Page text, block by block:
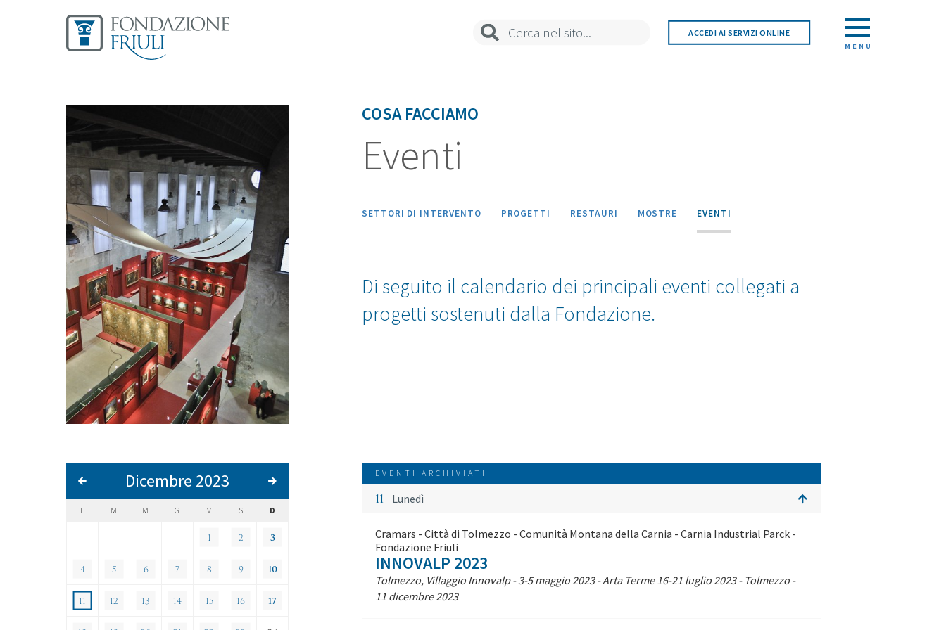
ACCEDI AI SERVIZI ONLINE
MENU
COSA FACCIAMO
Eventi
SETTORI DI INTERVENTO PROGETTI RESTAURI MOSTRE EVENTI
Di seguito il calendario dei principali eventi collegati a
progetti sostenuti dalla Fondazione.
Dicembre 2023
L M M G V S D
1 2 3
4 5 6 7 8 9 10
11 12 13 14 15 16 17
EVENTI ARCHIVIATI
11 Lunedì
Cramars - Città di Tolmezzo - Comunità Montana della Carnia - Carnia Industrial Parck -
Fondazione Friuli
INNOVALP 2023
Tolmezzo, Villaggio Innovalp - 3-5 maggio 2023 - Arta Terme 16-21 luglio 2023 - Tolmezzo -
11 dicembre 2023